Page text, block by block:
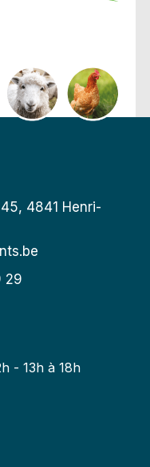
4841 Henri-
29
- 13h à 18h